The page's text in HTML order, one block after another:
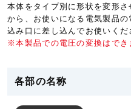
本体をタイプ別に形状を変形
から、お使いになる電気製品
込み口に差し込んでお使いくだ
※本製品での電圧の変換はでき
各部の名称